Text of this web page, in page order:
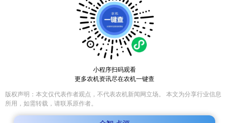
小程序扫码观看
更多农机资讯尽在农机一键查
版权声明：本文仅代表作者观点，不代表农机新闻网立场。 本文为分享行业信息
所用，如需转载，请联系原作者。